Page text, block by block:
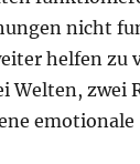
nicht
helfen zu
Welten, zwei
emotionale